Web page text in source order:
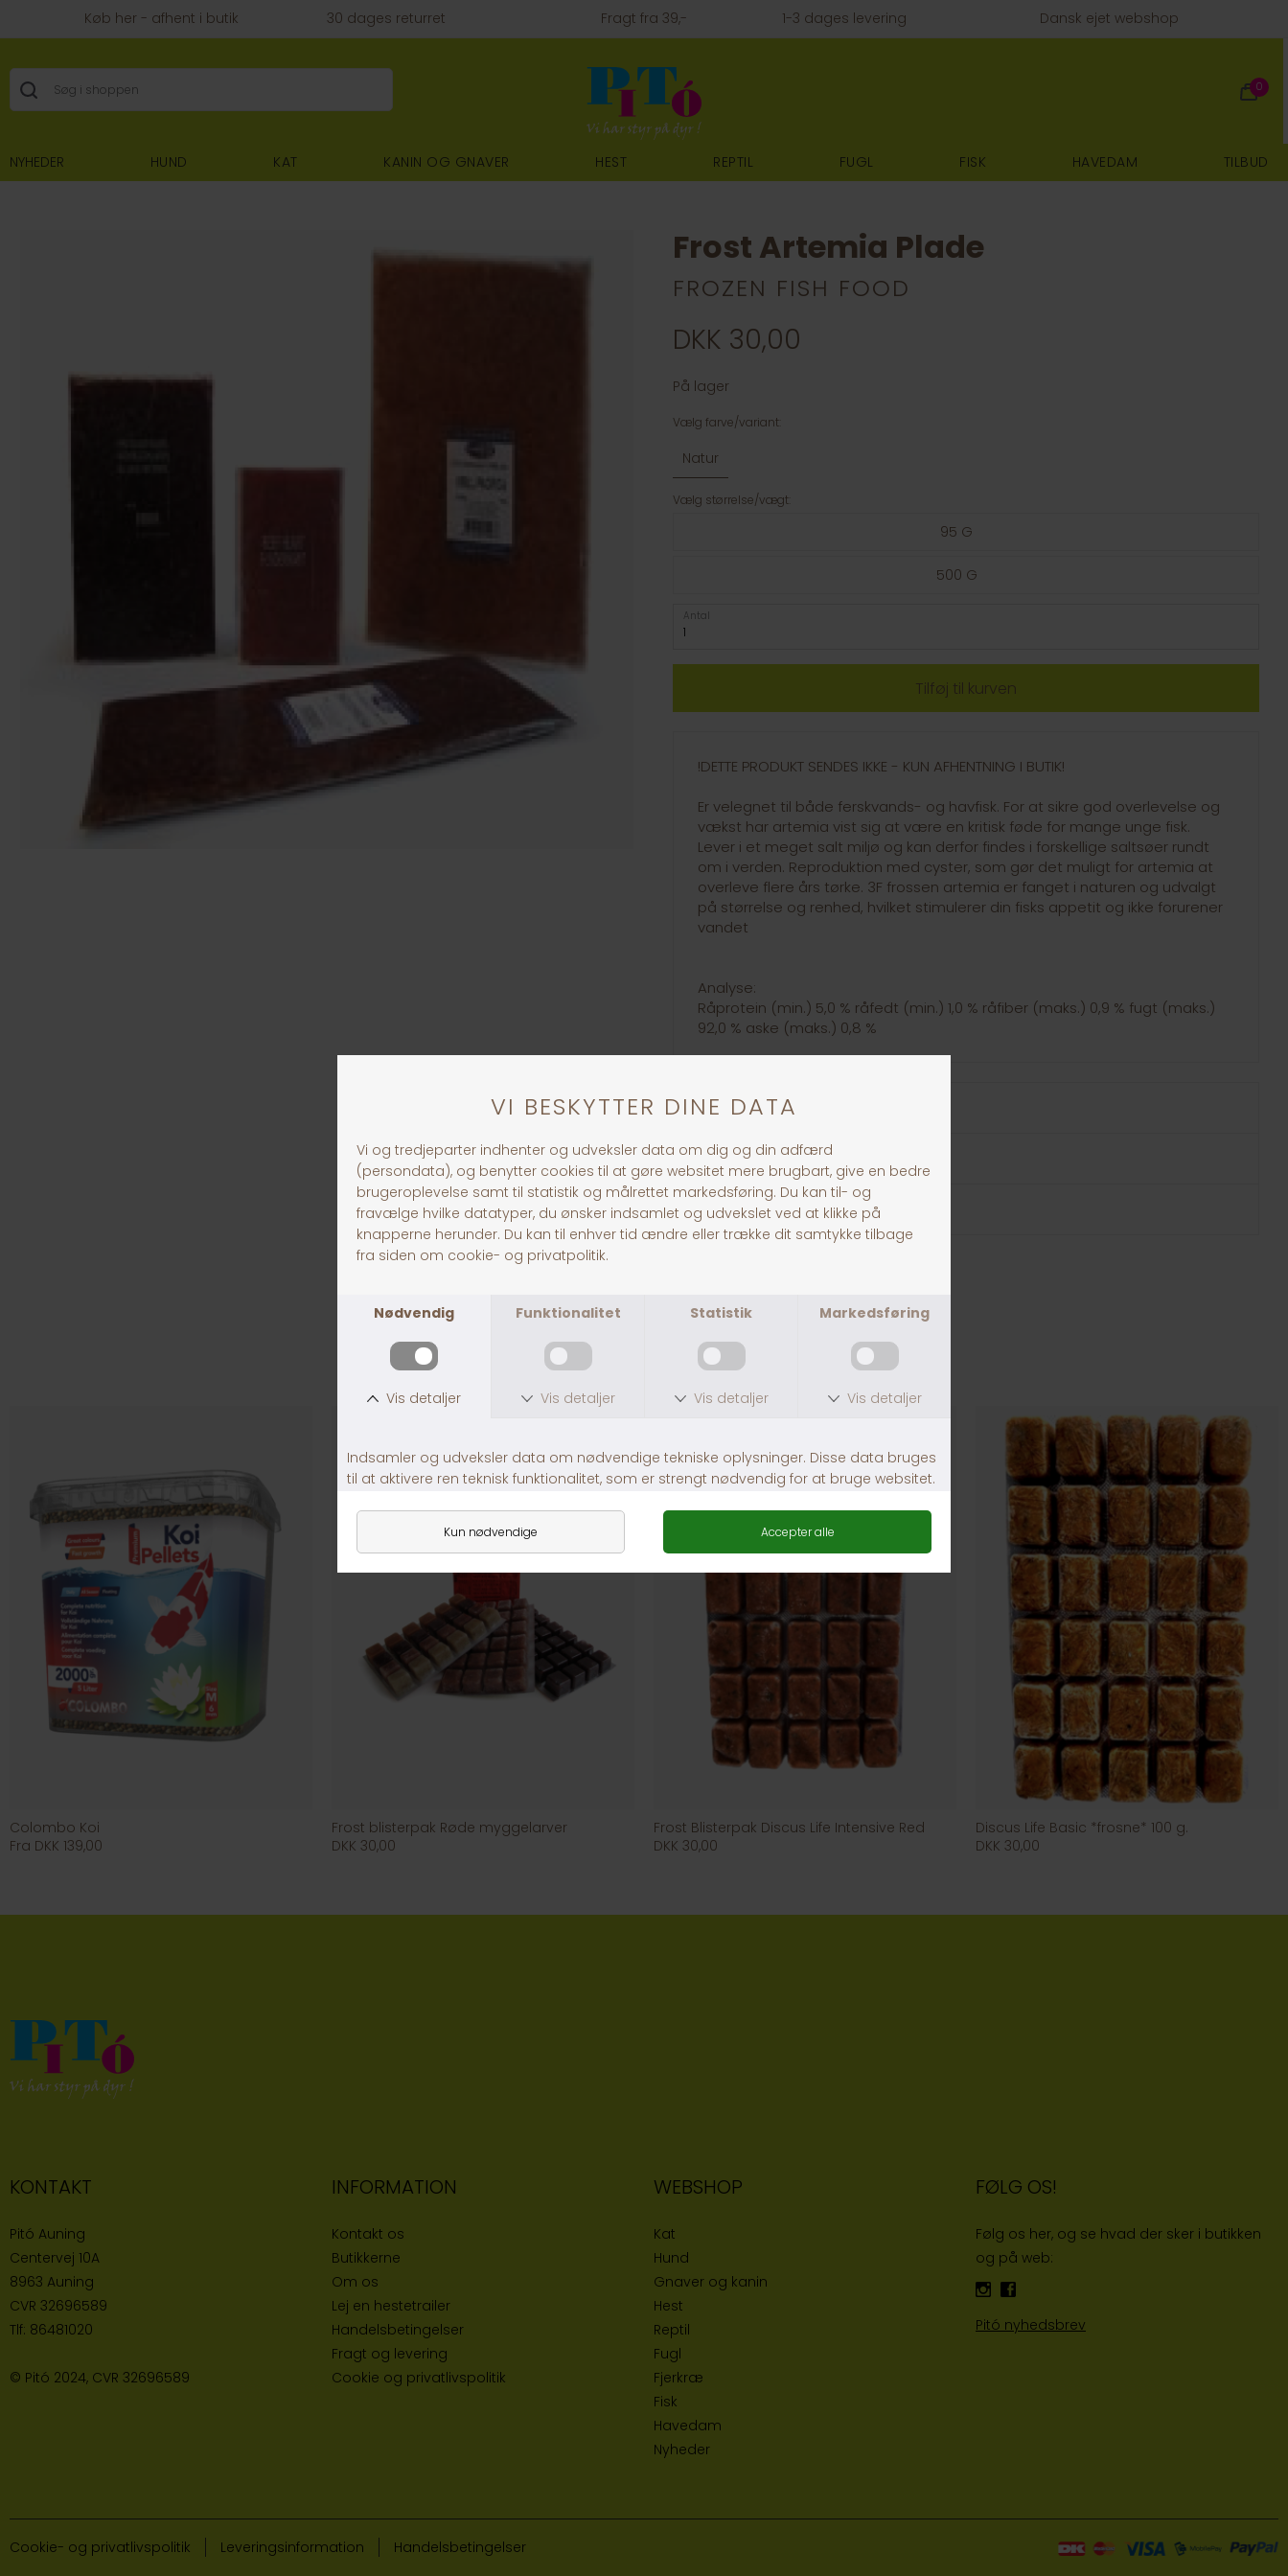
Køb her - afhent i butik 30 dages returret Fragt fra 39,- 1-3 dages levering Dansk ejet webshop
0
NYHEDER HUND KAT KANIN OG GNAVER HEST REPTIL FUGL FISK HAVEDAM TILBUD
Frost Artemia Plade
FROZEN FISH FOOD
DKK 30,00
På lager
Vælg farve/variant:
Natur
Vælg størrelse/vægt:
95 G
500 G
Antal
!DETTE PRODUKT SENDES IKKE - KUN AFHENTNING I BUTIK!
Er velegnet til både ferskvands- og havfisk. For at sikre god overlevelse og
vækst har artemia vist sig at være en kritisk føde for mange unge fisk.
Lever i et meget salt miljø og kan derfor findes i forskellige saltsøer rundt
om i verden. Reproduktion med cyster, som gør det muligt for artemia at
overleve flere års tørke. 3F frossen artemia er fanget i naturen og udvalgt
på størrelse og renhed, hvilket stimulerer din fisks appetit og ikke forurener
vandet
Analyse:
Råprotein (min.) 5,0 % råfedt (min.) 1,0 % råfiber (maks.) 0,9 % fugt (maks.)
92,0 % aske (maks.) 0,8 %
30 dages returret
Fragt fra 39,-
1-3 dages levering
ANDRE KØBTE OGSÅ
Colombo Koi
Fra DKK 139,00
Frost blisterpak Røde myggelarver
DKK 30,00
Frost Blisterpak Discus Life Intensive Red
DKK 30,00
Discus Life Basic *frosne* 100 g.
DKK 30,00
KONTAKT
Pitó Auning
Centervej 10A
8963 Auning
CVR 32696589
Tlf: 86481020
© Pitó 2024, CVR 32696589
INFORMATION
Kontakt os
Butikkerne
Om os
Lej en hestetrailer
Handelsbetingelser
Fragt og levering
Cookie og privatlivspolitik
WEBSHOP
Kat
Hund
Gnaver og kanin
Hest
Reptil
Fugl
Fjerkræ
Fisk
Havedam
Nyheder
FØLG OS!
Følg os her, og se hvad der sker i butikken
og på web:
Pitó nyhedsbrev
Cookie- og privatlivspolitik Leveringsinformation Handelsbetingelser